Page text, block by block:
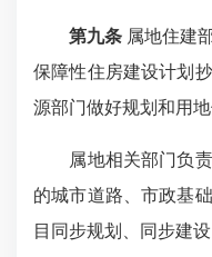
第九条 属地住建
保障性住房建设计划
源部门做好规划和用地
属地相关部门负责
的城市道路、市政基
目同步规划、同步建